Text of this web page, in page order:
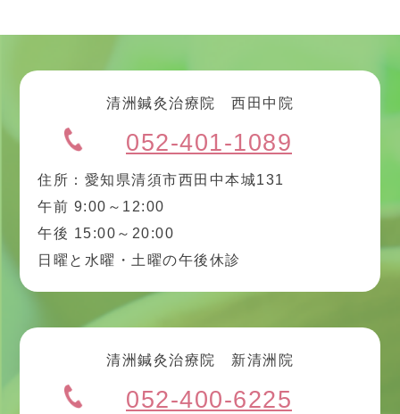
清洲鍼灸治療院 西田中院
052-401-1089
住所：愛知県清須市西田中本城131
午前 9:00～12:00
午後 15:00～20:00
日曜と水曜・土曜の午後休診
清洲鍼灸治療院 新清洲院
052-400-6225